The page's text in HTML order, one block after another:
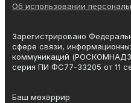
Об использовании
Зарегистрировано
сфере связи,
коммуникаций
серия ПИ ФС77-33205 от 11
Баш мөхәррир